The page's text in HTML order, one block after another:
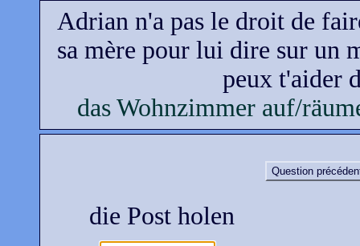
Adrian n'a pas le droit de
sa mère pour lui dire sur un
peux t'aider
das Wohnzimmer auf/
Question
die Post holen